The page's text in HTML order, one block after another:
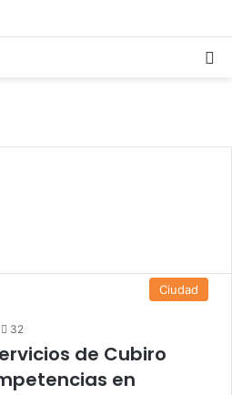
Ciudad
32
de Cubiro
en